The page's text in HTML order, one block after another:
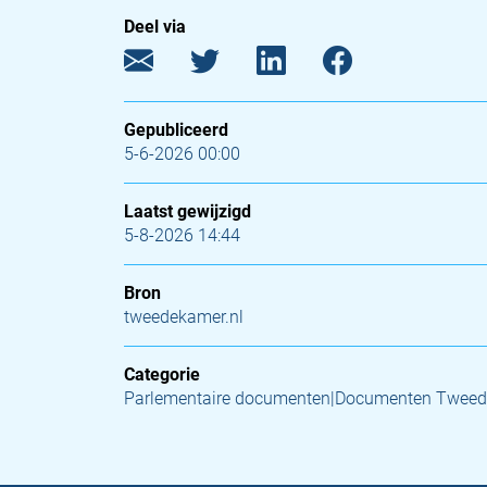
Deel via
Gepubliceerd
5-6-2026 00:00
Laatst gewijzigd
5-8-2026 14:44
Bron
tweedekamer.nl
Categorie
Parlementaire documenten|Documenten